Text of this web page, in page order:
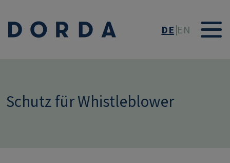
DE EN
Schutz für Whistleblower